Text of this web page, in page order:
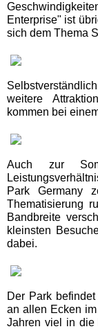
Freizeitbad
Thermen &
Euskirchen
Wananas
Schleswig-
Schwimmbäder
HolstenTherme
Ostsee-Therme
Enterprise" ist
sich dem Thema
weitere
kommen bei
Auch zur
Park Germany
Thematisierung
Bandbreite
kleinsten
dabei.
Der Park
an allen Ecken
Jahren viel in die